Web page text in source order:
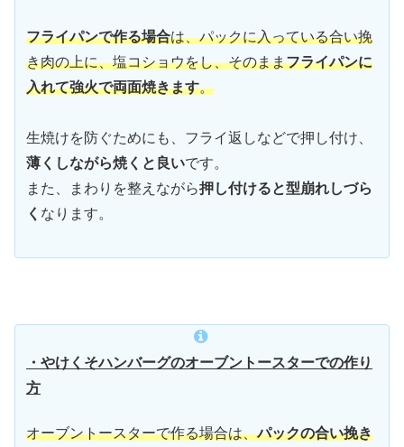
フライパンで作る場合は、パックに入っている合い挽
き肉の上に、塩コショウをし、そのままフライパンに
入れて強火で両面焼きます。
生焼けを防ぐためにも、フライ返しなどで押し付け、
薄くしながら焼くと良いです。
また、まわりを整えながら押し付けると型崩れしづら
く なります。
・やけくそハンバーグのオーブントースターでの作り
方
オーブントースターで作る場合は、パックの合い挽き